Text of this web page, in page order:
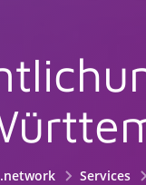
Services